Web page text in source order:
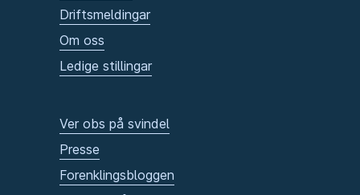
Driftsmeldingar
Om oss
Ledige stillingar
Ver obs på svindel
Presse
Forenklingsbloggen